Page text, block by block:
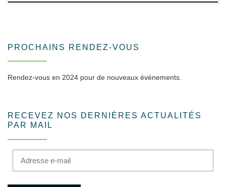
PROCHAINS RENDEZ-VOUS
Rendez-vous en 2024 pour de nouveaux événements.
RECEVEZ NOS DERNIÈRES ACTUALITÉS
PAR MAIL